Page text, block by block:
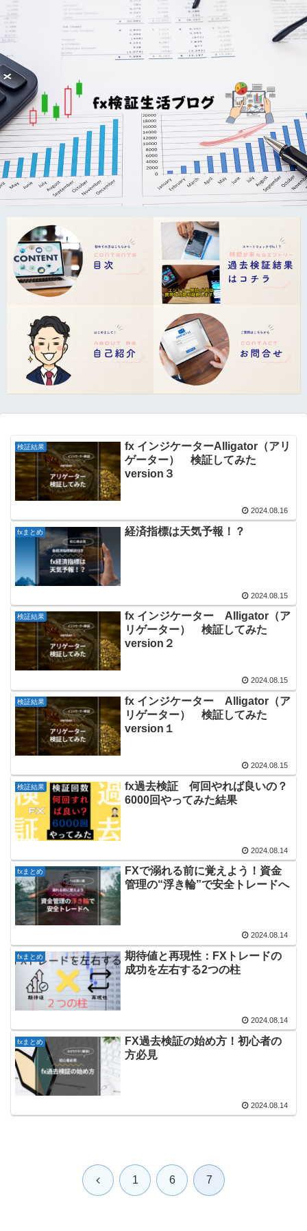
検証結果
fx インジケーターAlligator（アリ
ゲーター） 検証してみた
version３
2024.08.16
fxまとめ 経済指標は天気予報！？
2024.08.15
検証結果
fx インジケーター Alligator（ア
リゲーター） 検証してみた
version２
2024.08.15
検証結果
fx インジケーター Alligator（ア
リゲーター） 検証してみた
version１
2024.08.15
検証結果
fx過去検証 何回やれば良いの？
6000回やってみた結果
2024.08.14
fxまとめ
FXで溺れる前に覚えよう！資金
管理の“浮き輪”で安全トレードへ
2024.08.14
fxまとめ
期待値と再現性：FXトレードの
成功を左右する2つの柱
2024.08.14
fxまとめ
FX過去検証の始め方！初心者の
方必見
2024.08.14
前 1 6 7